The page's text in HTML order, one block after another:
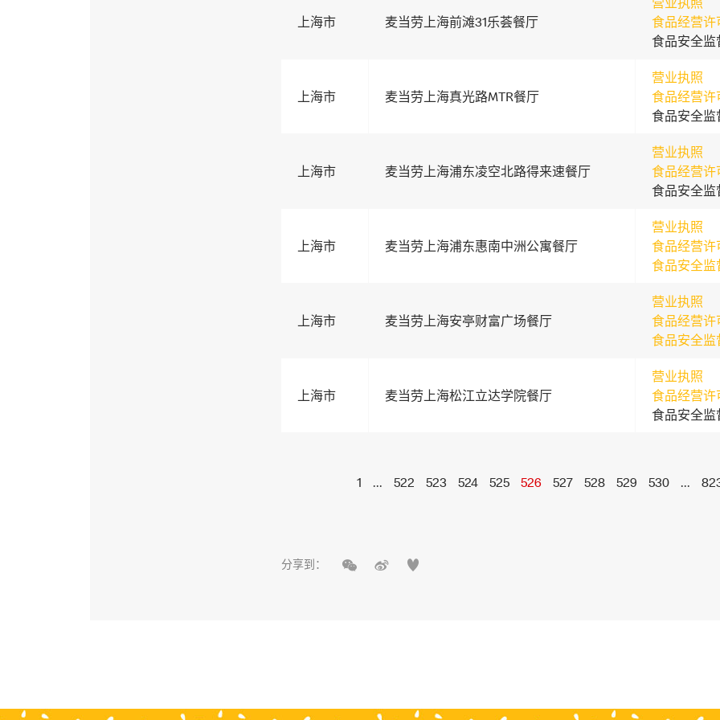
上海市 麦当劳上海前滩31乐荟餐厅
食品经营许
食品安全监
上海市 麦当劳上海真光路MTR餐厅
营业执照
食品经营许
食品安全监
上海市 麦当劳上海浦东凌空北路得来速餐厅
营业执照
食品经营许
食品安全监
上海市 麦当劳上海浦东惠南中洲公寓餐厅
营业执照
食品经营许
食品安全监
上海市 麦当劳上海安亭财富广场餐厅
营业执照
食品经营许
食品安全监
上海市 麦当劳上海松江立达学院餐厅
营业执照
食品经营许
食品安全监
1 ... 522 523 524 525 526 527 528 529 530 ...
分享到：   